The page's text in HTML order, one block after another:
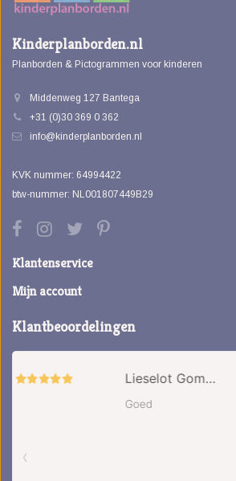
Kinderplanborden.nl
Planborden & Pictogrammen voor kinderen
Middenweg 127 Bantega
+31 (0)30 369 0 362
info@kinderplanborden.nl
KVK nummer: 64994422
btw-nummer: NL001807449B29
Klantenservice
Mijn account
Klantbeoordelingen